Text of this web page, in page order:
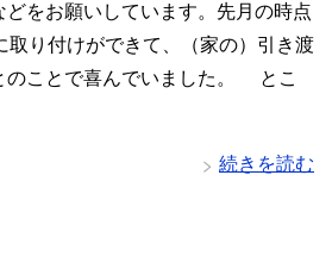
をお願いしています。先月の時点
取り付けができて、（家の）引き渡
のことで喜んでいました。 とこ
続きを読む